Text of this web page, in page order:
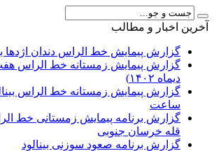
آخرين اخبار و مطالب
گزارش پیمایش خط الراس دندان اژدها
گزارش پیمایش زمستانه خط الراس
دیماه ۱۴۰۲)
ساعت
گزارش برنامه پیمایش زمستانی خط
قله خرسان جنوبی
گزارش برنامه صعود سوزنی بینالود